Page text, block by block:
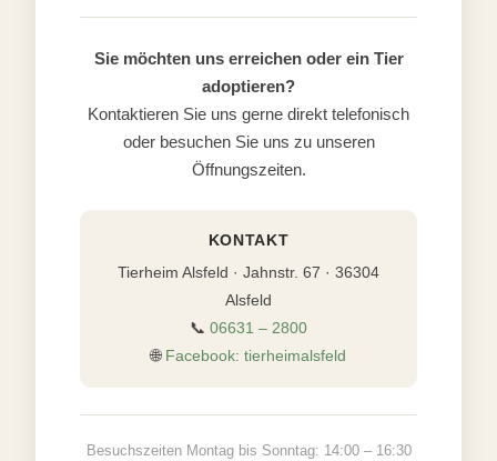
Sie möchten uns erreichen oder ein Tier
adoptieren?
Kontaktieren Sie uns gerne direkt telefonisch
oder besuchen Sie uns zu unseren
Öffnungszeiten.
KONTAKT
Tierheim Alsfeld · Jahnstr. 67 · 36304
Alsfeld
📞 06631 – 2800
🌐 Facebook: tierheimalsfeld
Besuchszeiten Montag bis Sonntag: 14:00 – 16:30